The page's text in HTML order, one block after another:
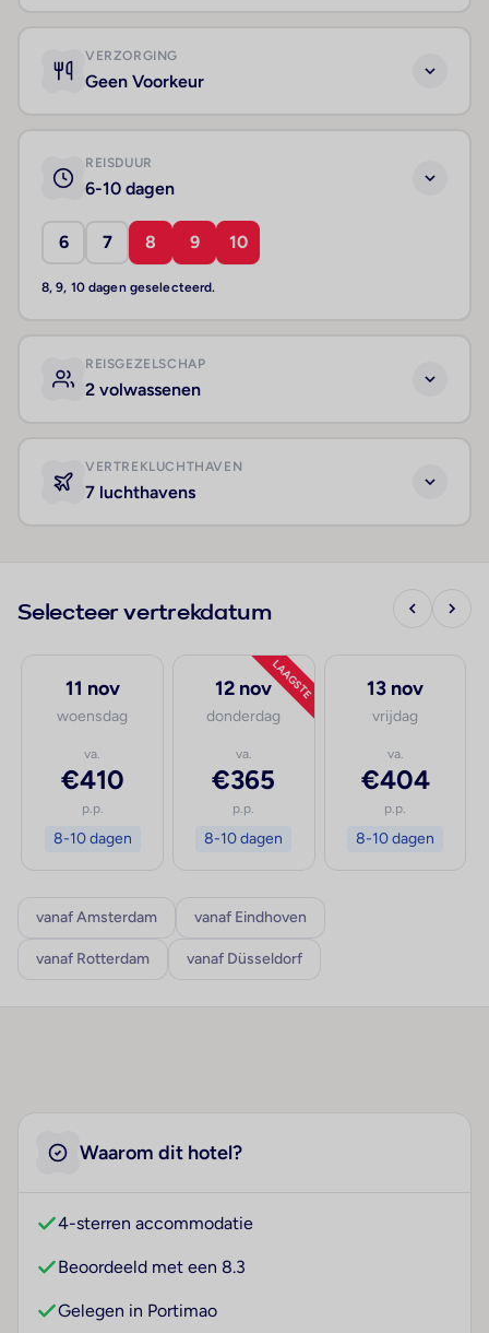
VERZORGING
Geen Voorkeur
REISDUUR
6-10 dagen
6 7 8 9 10
8, 9, 10 dagen geselecteerd.
REISGEZELSCHAP
2 volwassenen
VERTREKLUCHTHAVEN
7 luchthavens
Selecteer vertrekdatum
11 nov
woensdag
va.
€410
p.p.
8-10 dagen
LAAGSTE
12 nov
donderdag
va.
€365
p.p.
8-10 dagen
13 nov
vrijdag
va.
€404
p.p.
8-10 dagen
vanaf Amsterdam vanaf Eindhoven
vanaf Rotterdam vanaf Düsseldorf
Waarom dit hotel?
4-sterren accommodatie
Beoordeeld met een 8.3
Gelegen in Portimao